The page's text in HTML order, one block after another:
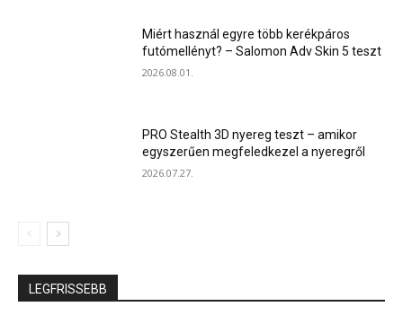
Miért használ egyre több kerékpáros
futómellényt? – Salomon Adv Skin 5 teszt
2026.08.01.
PRO Stealth 3D nyereg teszt – amikor
egyszerűen megfeledkezel a nyeregről
2026.07.27.
LEGFRISSEBB